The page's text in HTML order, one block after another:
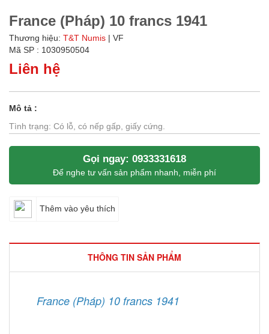
France (Pháp) 10 francs 1941
Thương hiệu: T&T Numis | VF
Mã SP : 1030950504
Liên hệ
Mô tả :
Tình trạng: Có lỗ, có nếp gấp, giấy cứng.
Gọi ngay: 0933331618
Để nghe tư vấn sản phẩm nhanh, miễn phí
Thêm vào yêu thích
THÔNG TIN SẢN PHẨM
France (Pháp) 10 francs 1941